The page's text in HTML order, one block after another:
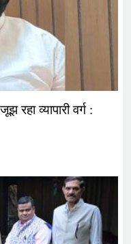
व्यापारी वर्ग :